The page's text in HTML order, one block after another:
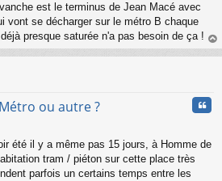
est le terminus de Jean Macé avec
vont se décharger sur le métro B chaque
presque saturée n'a pas besoin de ça !
au
ou autre ?
été il y a même pas 15 jours, à Homme de
tram / piéton sur cette place très
parfois un certains temps entre les